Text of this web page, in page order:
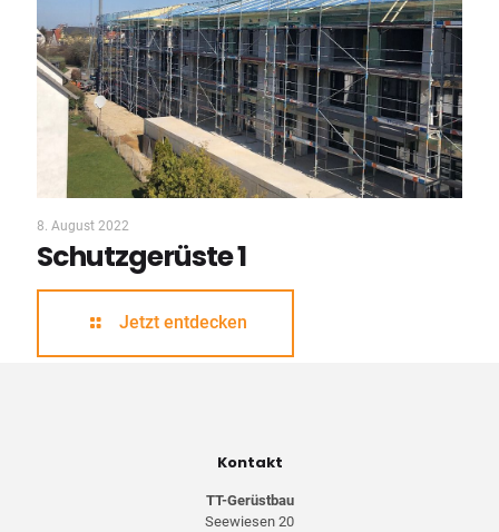
8. August 2022
Schutzgerüste 1
Jetzt entdecken
Kontakt
TT-Gerüstbau
Seewiesen 20